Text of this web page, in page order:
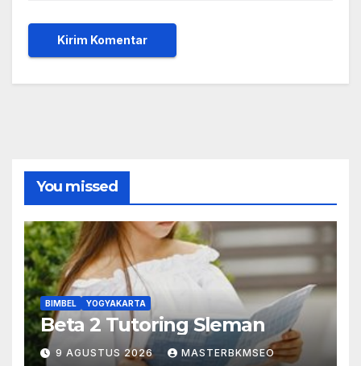
You missed
BIMBEL YOGYAKARTA
Beta 2 Tutoring Sleman
9 AGUSTUS 2026 MASTERBKMSEO